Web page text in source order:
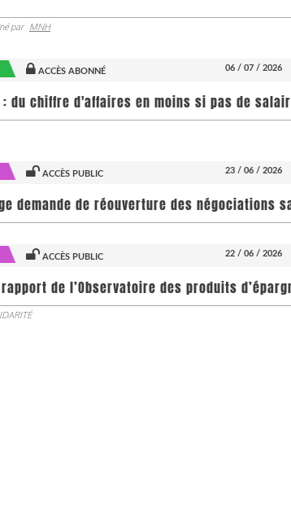
par MNH
ACCÈS ABONNÉ 06 / 07 / 2026
: du chiffre d'affaires en moins si pas de
ACCÈS PUBLIC 23 / 06 / 2026
demande de réouverture des négociations
ACCÈS PUBLIC 22 / 06 / 2026
de l’Observatoire des produits